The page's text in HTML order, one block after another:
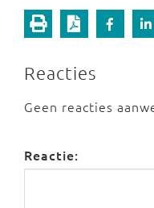
Reacties
Geen reacties
Reactie: